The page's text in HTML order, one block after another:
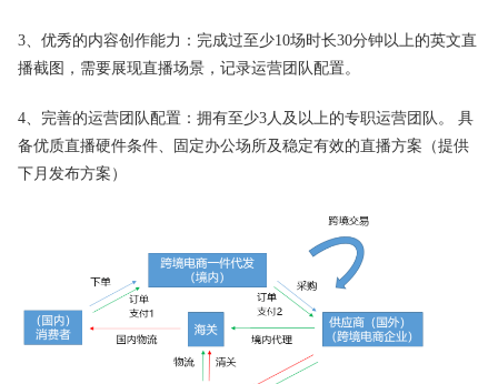
3、优秀的内容创作能力：完成过至少10场时长30分钟以上的英文直
播截图，需要展现直播场景，记录运营团队配置。
4、完善的运营团队配置：拥有至少3人及以上的专职运营团队。 具
备优质直播硬件条件、固定办公场所及稳定有效的直播方案（提供
下月发布方案）